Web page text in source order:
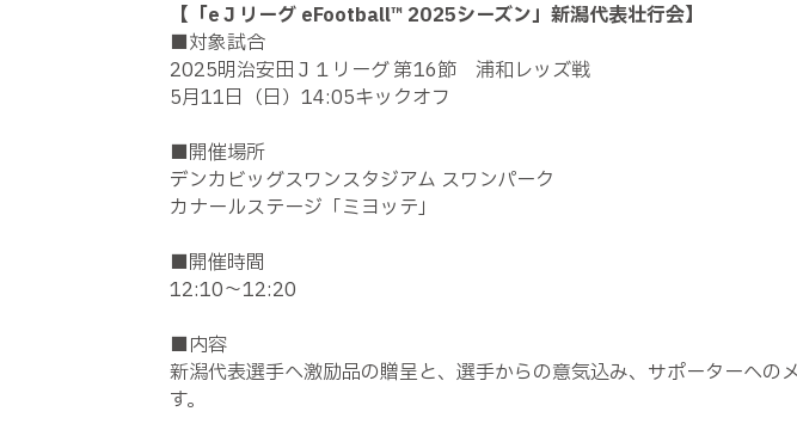
【「eＪリーグ eFootball™ 2025シーズン」新潟代表壮行会】
■対象試合
2025明治安田Ｊ１リーグ 第16節 浦和レッズ戦
5月11日（日）14:05キックオフ
■開催場所
デンカビッグスワンスタジアム スワンパーク
カナールステージ「ミヨッテ」
■開催時間
12:10～12:20
■内容
新潟代表選手へ激励品の贈呈と、選手からの意気込み、サポーターへ
す。